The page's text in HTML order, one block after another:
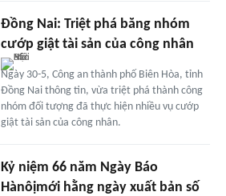
Đồng Nai: Triệt phá băng nhóm
cướp giật tài sản của công nhân
Ngày 30-5, Công an thành phố Biên Hòa, tỉnh
Đồng Nai thông tin, vừa triệt phá thành công
nhóm đối tượng đã thực hiện nhiều vụ cướp
giật tài sản của công nhân.
Kỷ niệm 66 năm Ngày Báo
Hànôịmới hằng ngày xuất bản số